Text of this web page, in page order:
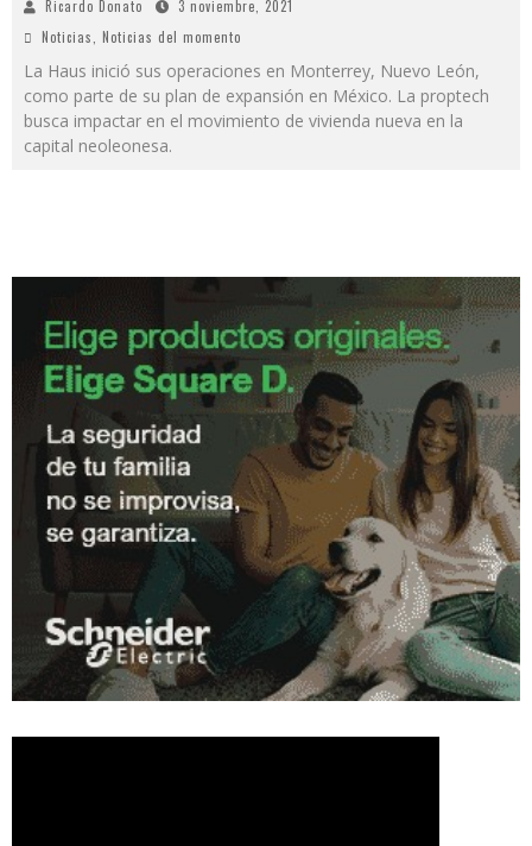
Ricardo Donato
3 noviembre, 2021
Noticias, Noticias del momento
La Haus inició sus operaciones en Monterrey, Nuevo León,
como parte de su plan de expansión en México. La proptech
busca impactar en el movimiento de vivienda nueva en la
capital neoleonesa.